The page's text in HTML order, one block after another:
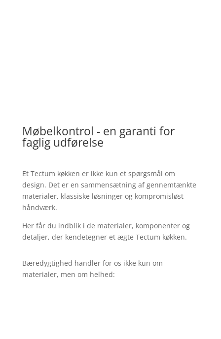
Møbelkontrol - en garanti for
faglig udførelse
Et Tectum køkken er ikke kun et spørgsmål om
design. Det er en sammensætning af gennemtænkte
materialer, klassiske løsninger og kompromisløst
håndværk.
Her får du indblik i de materialer, komponenter og
detaljer, der kendetegner et ægte Tectum køkken.
Bæredygtighed handler for os ikke kun om
materialer, men om helhed: